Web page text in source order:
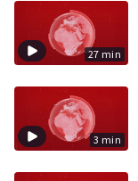
27 min
3 min